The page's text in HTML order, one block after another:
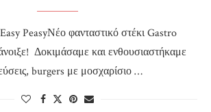
PeasyΝέο φανταστικό στέκι Gastro
Δοκιμάσαμε και ενθουσιαστήκαμε
burgers με μοσχαρίσιο …